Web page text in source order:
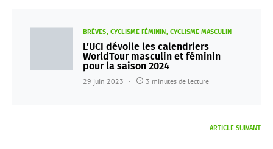
BRÈVES CYCLISME FÉMININ CYCLISME MASCULIN
L’UCI dévoile les calendriers
WorldTour masculin et féminin
pour la saison 2024
29 juin 2023 3 minutes de lecture
ARTICLE SUIVANT